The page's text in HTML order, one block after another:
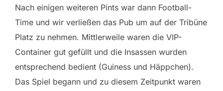
Nach einigen weiteren Pints war dann Football-
Time und wir verließen das Pub um auf der Tribüne
Platz zu nehmen. Mittlerweile waren die VIP-
Container gut gefüllt und die Insassen wurden
entsprechend bedient (Guiness und Häppchen).
Das Spiel begann und zu diesem Zeitpunkt waren